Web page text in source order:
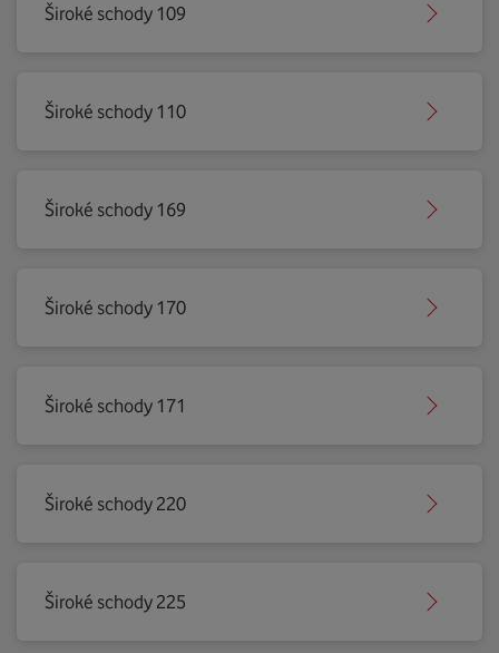
Široké schody 109
Široké schody 110
Široké schody 169
Široké schody 170
Široké schody 171
Široké schody 220
Široké schody 225